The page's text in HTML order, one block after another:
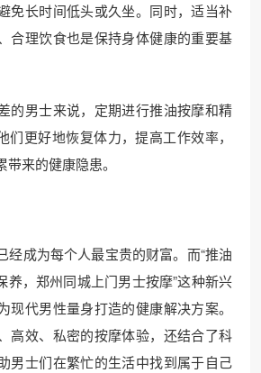
免长时间低头或久坐。同时，适当补
合理饮食也是保持身体健康的重要基
的男士来说，定期进行推油按摩和精
们更好地恢复体力，提高工作效率，
来的健康隐患。
经成为每个人最宝贵的财富。而“推油
养，郑州同城上门男士按摩”这种新兴
现代男性量身打造的健康解决方案。
高效、私密的按摩体验，还结合了科
男士们在繁忙的生活中找到属于自己